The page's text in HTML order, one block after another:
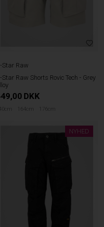
Star Raw
Star Raw Shorts Rovic Tech - Grey
DKK
164cm 176cm
NYHED